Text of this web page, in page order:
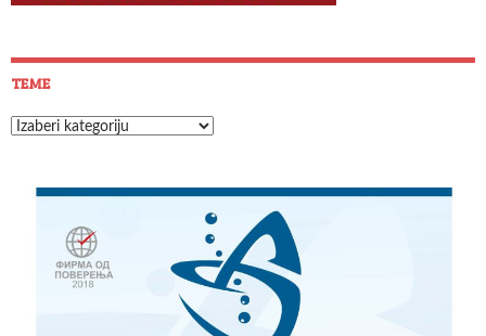
TEME
Teme